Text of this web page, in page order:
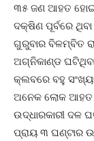
୩୫ ଜଣ ଆହତ
ଦକ୍ଷିଣ ପୂର୍ବରେ
ଗୁରୁବାର ବିଳମ୍ବିତ
ଅଗ୍ନିକାଣ୍ଡ
କ୍ଲବରେ ବହୁ
ଅନେକ ଲୋକ ଆହତ
ଉଦ୍ଧାରକାରୀ ଦଳ
ପ୍ରାୟ ୩ ଘଣ୍ଟାର